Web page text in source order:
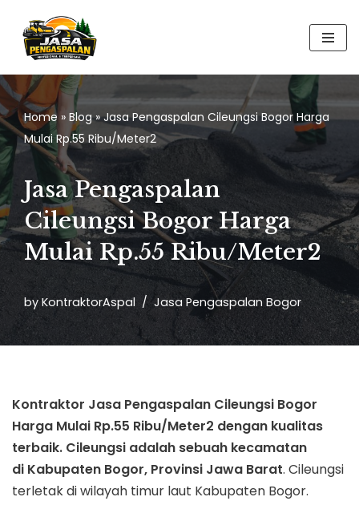
Skip
content
Home » Blog»Jasa Pengaspalan Cileungsi Bogor Harga
Mulai Rp.55 Ribu/Meter2
Jasa Pengaspalan
Cileungsi Bogor Harga
Mulai Rp.55 Ribu/Meter2
byKontraktorAspal Jasa Pengaspalan Bogor
Kontraktor Jasa Pengaspalan Cileungsi Bogor
Harga Mulai Rp.55 Ribu/Meter2 dengan kualitas
terbaik. Cileungsi adalah sebuah kecamatan
di Kabupaten Bogor, Provinsi Jawa Barat. Cileungsi
terletak di wilayah timur laut Kabupaten Bogor.